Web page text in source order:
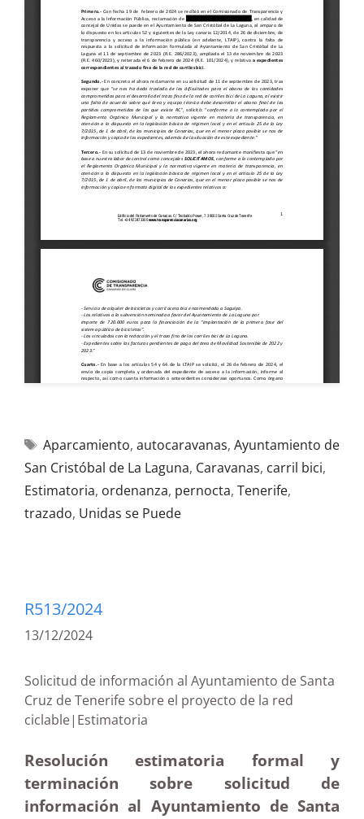
Aparcamiento, autocaravanas, Ayuntamiento de
San Cristóbal de La Laguna, Caravanas, carril bici,
Estimatoria, ordenanza, pernocta, Tenerife,
trazado, Unidas se Puede
R513/2024
13/12/2024
Solicitud de información al Ayuntamiento de Santa
Cruz de Tenerife sobre el proyecto de la red
ciclable|Estimatoria
Resolución estimatoria formal y
terminación sobre solicitud de
información al Ayuntamiento de Santa